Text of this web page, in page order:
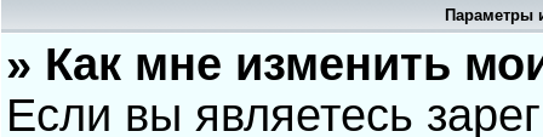
Параметры
» Как мне изменить
Если вы являетесь